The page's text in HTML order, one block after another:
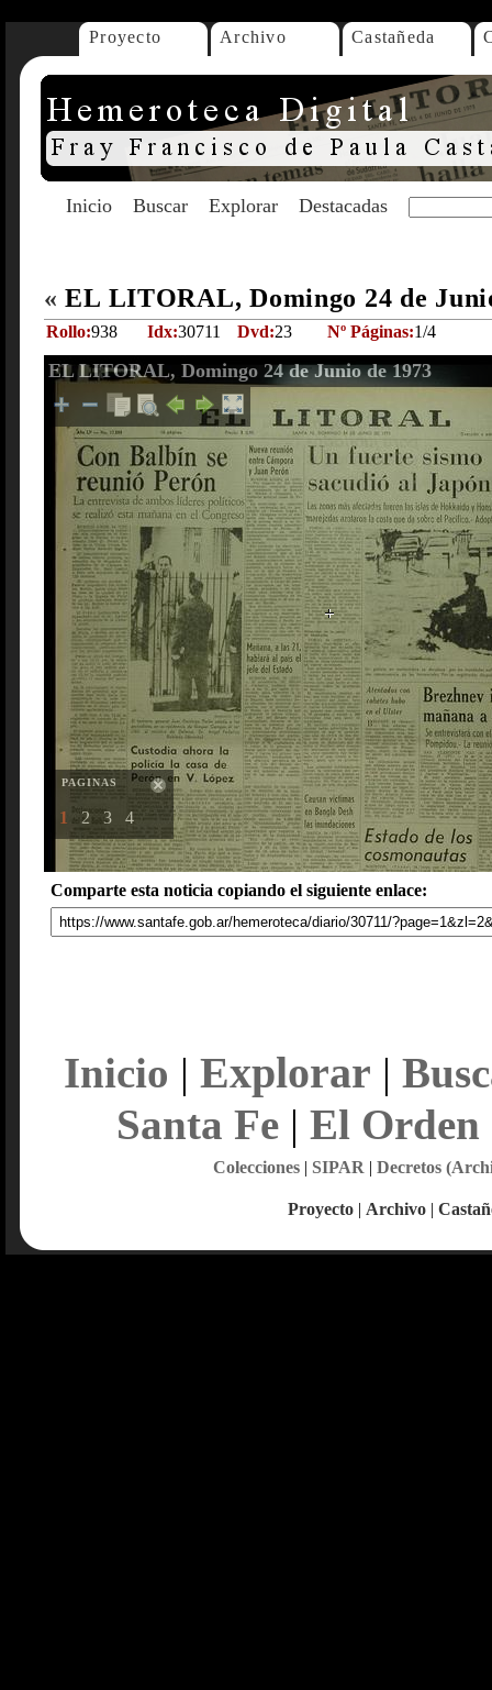
Proyecto Archivo Castañeda
Inicio Buscar Explorar Destacadas
« EL LITORAL, Domingo 24 de
Rollo:938 Idx:30711 Dvd:23 Nº Páginas:1/4
EL LITORAL, Domingo 24 de Junio de 1973
PAGINAS
1 2 3 4
Comparte esta noticia copiando el siguiente enlace:
Inicio | Explorar |
Santa Fe| El Orden
Colecciones| SIPAR | Decretos
Proyecto | Archivo |